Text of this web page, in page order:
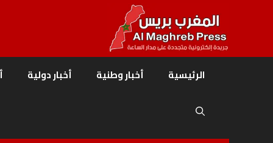
الرئيسية أخبار وطنية أخبار دولية